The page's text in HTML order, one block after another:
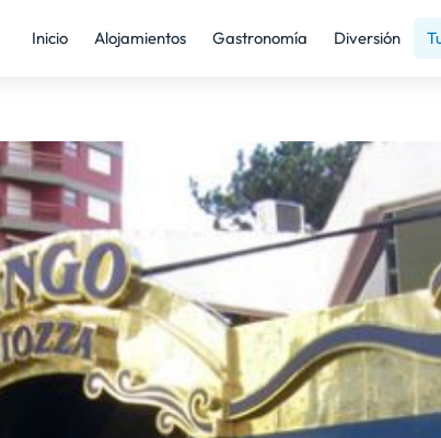
Inicio Alojamientos Gastronomía Diversión